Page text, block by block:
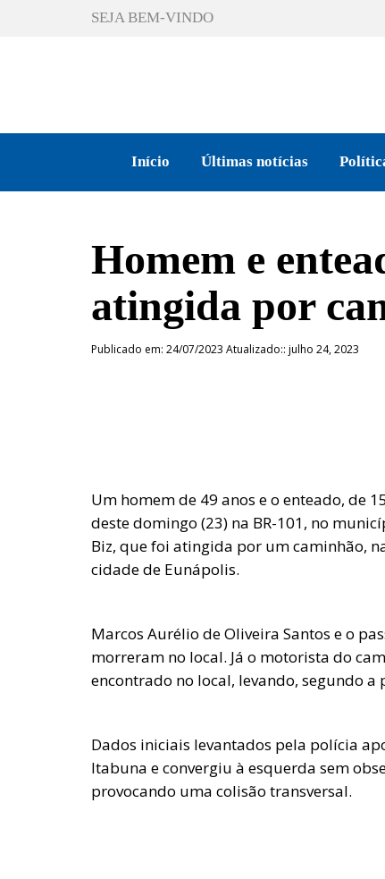
SEJA BEM-VINDO
Início Últimas notícias
Homem e
atingida por
Publicado em: 24/07/2023 Atualizado:: julho 24, 2023
Um homem de 49 anos e o enteado, de
deste domingo (23) na BR-101, no
Biz, que foi atingida por um caminhão,
cidade de Eunápolis.
Marcos Aurélio de Oliveira Santos e o
morreram no local. Já o motorista do
encontrado no local, levando, segundo
Dados iniciais levantados pela polícia
Itabuna e convergiu à esquerda sem
provocando uma colisão transversal.